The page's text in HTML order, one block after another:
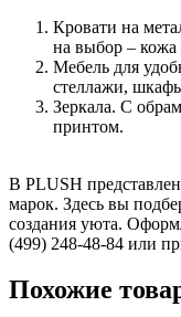
Кровати на
на выбор – кожа
Мебель для
стеллажи,
Зеркала. С
принтом.
В PLUSH
марок. Здесь вы
создания уюта.
(499) 248-48-84 или
Похожие